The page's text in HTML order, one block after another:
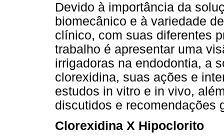
Devido à importância da
biomecânico e à variedade
clínico, com suas diferentes
trabalho é apresentar uma
irrigadoras na endodontia, a
clorexidina, suas ações e
estudos in vitro e in vivo,
discutidos e recomendações
Clorexidina X Hipoclorito